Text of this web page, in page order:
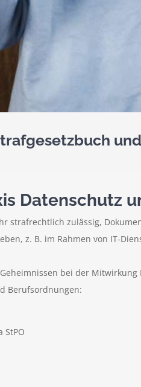
Datenschutz
strafrechtlich zulässig,
z. B. im Rahmen von IT-
bei der
Berufsordnungen:
StPO